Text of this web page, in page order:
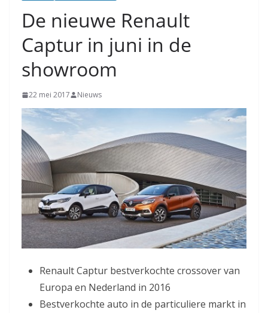
De nieuwe Renault
Captur in juni in de
showroom
22 mei 2017 Nieuws
Renault Captur bestverkochte crossover van
Europa en Nederland in 2016
Bestverkochte auto in de particuliere markt in